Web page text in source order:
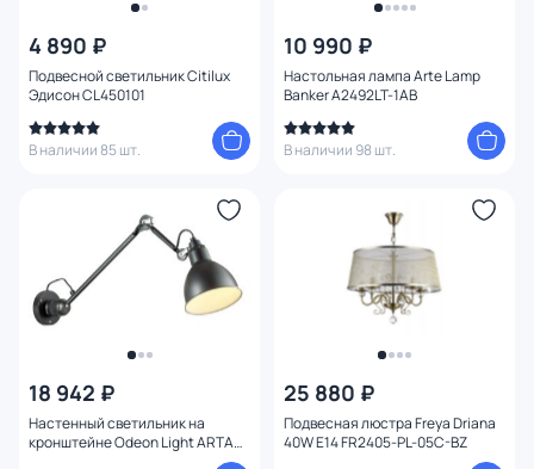
4 890 ₽
Подвесной светильник Citilux
Эдисон CL450101
В наличии 85 шт.
10 990 ₽
Настольная лампа Arte Lamp
Banker A2492LT-1AB
В наличии 98 шт.
18 942 ₽
Настенный светильник на
кронштейне Odeon Light ARTA
25 880 ₽
Подвесная люстра Freya Driana
40W E14 FR2405-PL-05C-BZ